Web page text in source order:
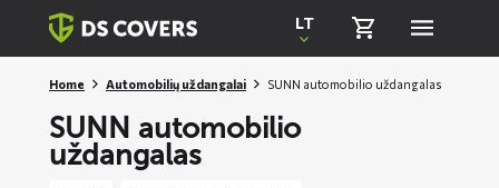
Skiplinks
LT
Home Automobilių uždangalai SUNN automobilio uždangalas
SUNN automobilio
uždangalas